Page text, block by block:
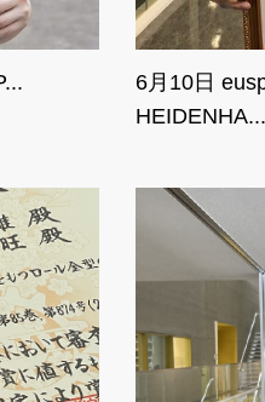
6月10日
HEIDENHA...